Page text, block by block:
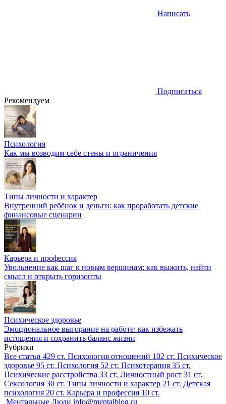
Написать
Подписаться
Рекомендуем
Психология
Как мы возводим себе стены и ограничения
Типы личности и характер
Внутренний ребёнок и деньги: как проработать детские
финансовые сценарии
Карьера и профессия
Увольнение как шаг к новым вершинам: как выжить, найти
смысл и открыть горизонты
Психическое здоровье
Эмоциональное выгорание на работе: как избежать
истощения и сохранить баланс жизни
Рубрики
Все статьи 429 ст. Психология отношений 102 ст. Психическое
здоровье 95 ст. Психология 52 ст. Психотерапия 35 ст.
Психические расстройства 33 ст. Личностный рост 31 ст.
Сексология 30 ст. Типы личности и характер 21 ст. Детская
психология 20 ст. Карьера и профессия 10 ст.
Ментальные Люди info@mentalblog.ru